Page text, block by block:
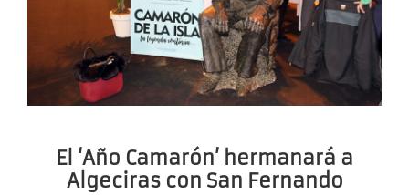
El ‘Año Camarón’ hermanará a
Algeciras con San Fernando